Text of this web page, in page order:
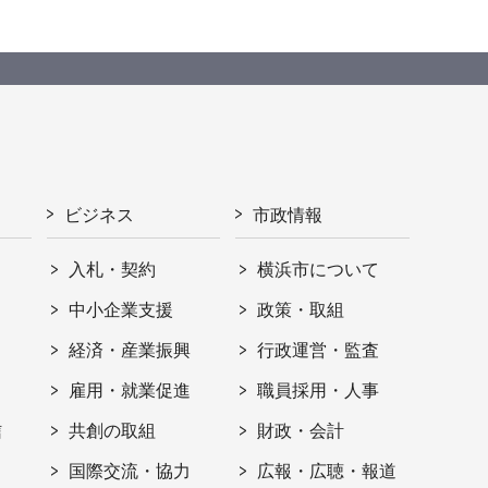
ビジネス
入札・契約
中小企業支援
経済・産業振興
雇用・就業促進
共創の取組
国際交流・協力
市政情報
横浜市について
政策・取組
行政運営・監査
職員採用・人事
財政・会計
広報・広聴・報道